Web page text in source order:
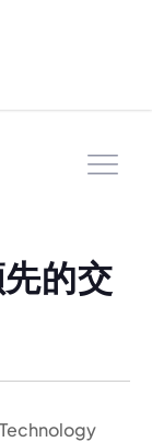
的交